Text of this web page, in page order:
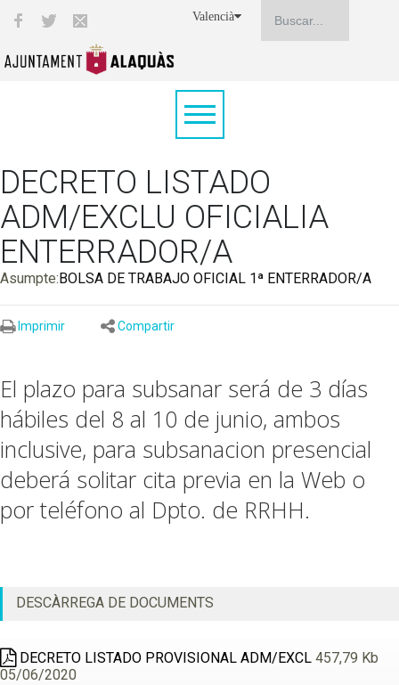
Valencià
DECRETO LISTADO
ADM/EXCLU OFICIALIA
ENTERRADOR/A
Asumpte:BOLSA DE TRABAJO OFICIAL 1ª ENTERRADOR/A
Imprimir Compartir
El plazo para subsanar será de 3 días
hábiles del 8 al 10 de junio, ambos
inclusive, para subsanacion presencial
deberá solitar cita previa en la Web o
por teléfono al Dpto. de RRHH.
DESCÀRREGA DE DOCUMENTS
DECRETO LISTADO PROVISIONAL ADM/EXCL 457,79 Kb
05/06/2020